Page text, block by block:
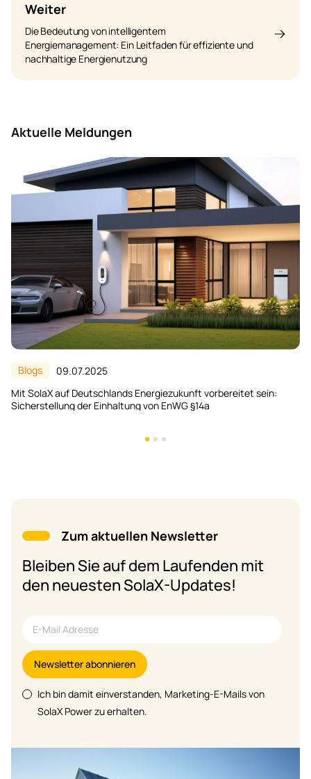
Weiter
Die Bedeutung von intelligentem
Energiemanagement: Ein Leitfaden für effiziente und
nachhaltige Energienutzung
Aktuelle Meldungen
Blogs
10.03.2026
X3-Hybrid G4 Pro + HS36: Eine praktische Hybrid-Wechselrichter-
und Batteriespeicherlösung für Haushalte in Europa
Zum aktuellen Newsletter
Bleiben Sie auf dem Laufenden mit
den neuesten SolaX-Updates!
Newsletter abonnieren
Ich bin damit einverstanden, Marketing-E-Mails von
SolaX Power zu erhalten.